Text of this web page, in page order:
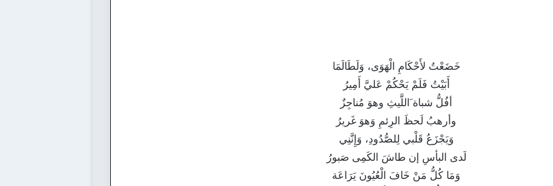
خَضَعْتُ لأَحْكَامِ الْهَوَى، وَلَطَالَمَا
أَبَيْتُ فَلَمْ يَحْكُمْ عَليَّ أَمِيرُ
أفُلُّ شباة َاللَّيثِ وهوَ مُناجِزٌ
وأرهبُ لَحظَ الرِئمِ وَهوَ غَريرُ
وَيَجْزَعُ قَلْبي لِلصُّدُودِ، وَإِنَّنِي
لَدى البأسِ إن طاشَ الكَمِى صَبورُ
وَمَا كُلُّ مَنْ خَافَ الْعُيُونَ يَرَاعَة